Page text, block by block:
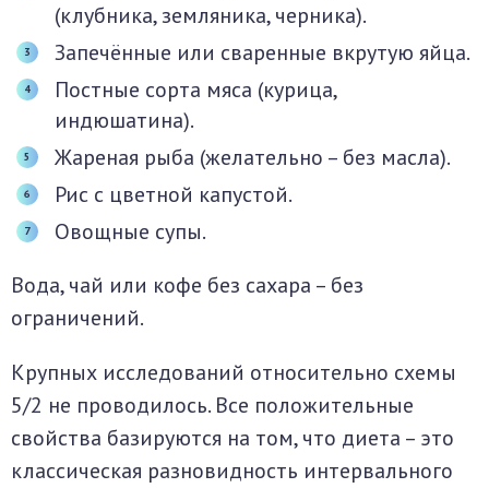
(клубника, земляника, черника).
Запечённые или сваренные вкрутую яйца.
Постные сорта мяса (курица,
индюшатина).
Жареная рыба (желательно – без масла).
Рис с цветной капустой.
Овощные супы.
Вода, чай или кофе без сахара – без
ограничений.
Крупных исследований относительно схемы
5/2 не проводилось. Все положительные
свойства базируются на том, что диета – это
классическая разновидность интервального